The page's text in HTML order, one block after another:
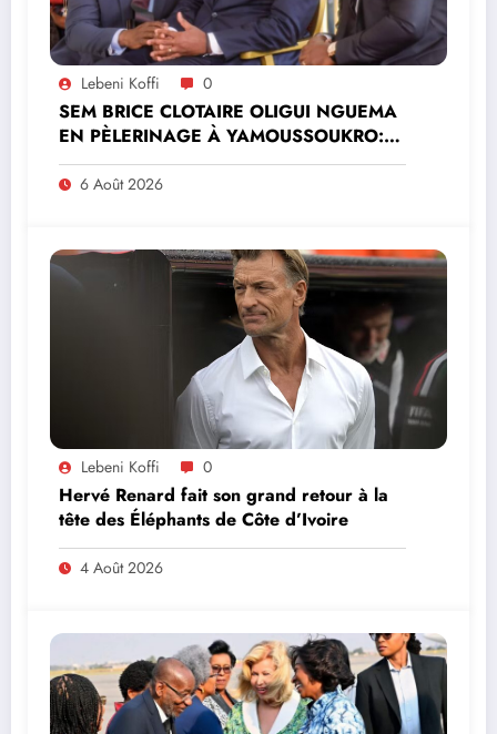
Lebeni Koffi 0
SEM BRICE CLOTAIRE OLIGUI NGUEMA
EN PÈLERINAGE À YAMOUSSOUKRO:LE
MINISTRE PAULIN CLAUDE DANHO
PREND PART À LA CÉRÉMONIE
6 Août 2026
Lebeni Koffi 0
Hervé Renard fait son grand retour à la
tête des Éléphants de Côte d’Ivoire
4 Août 2026